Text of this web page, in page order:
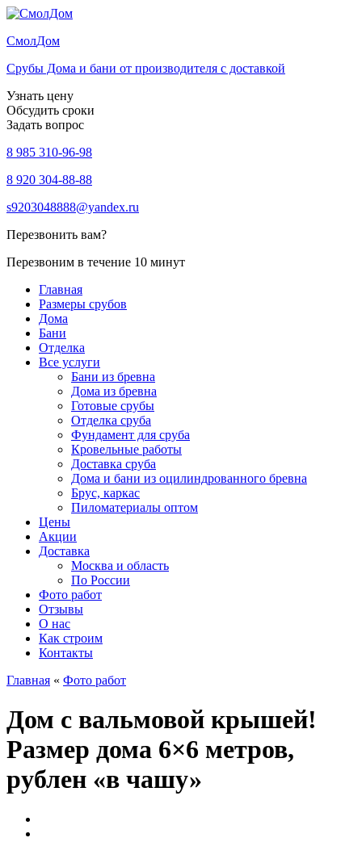
СмолДом
Срубы Дома и бани от производителя с доставкой
Узнать цену
Обсудить сроки
Задать вопрос
8 985 310-96-98
8 920 304-88-88
s9203048888@yandex.ru
Перезвонить вам?
Перезвоним в течение 10 минут
Главная
Размеры срубов
Дома
Бани
Отделка
Все услуги
Бани из бревна
Дома из бревна
Готовые срубы
Отделка сруба
Фундамент для сруба
Кровельные работы
Доставка сруба
Дома и бани из оцилиндрованного бревна
Брус, каркас
Пиломатериалы оптом
Цены
Акции
Доставка
Москва и область
По России
Фото работ
Отзывы
О нас
Как строим
Контакты
Главная « Фото работ
Дом с вальмовой крышей!
Размер дома 6×6 метров,
рублен «в чашу»